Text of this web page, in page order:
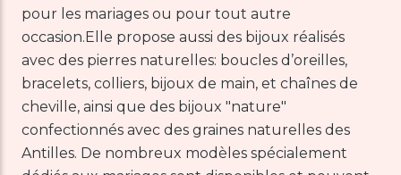
pour les mariages ou pour tout autre
occasion.Elle propose aussi des bijoux réalisés
avec des pierres naturelles: boucles d’oreilles,
bracelets, colliers, bijoux de main, et chaînes de
cheville, ainsi que des bijoux "nature"
confectionnés avec des graines naturelles des
Antilles. De nombreux modèles spécialement